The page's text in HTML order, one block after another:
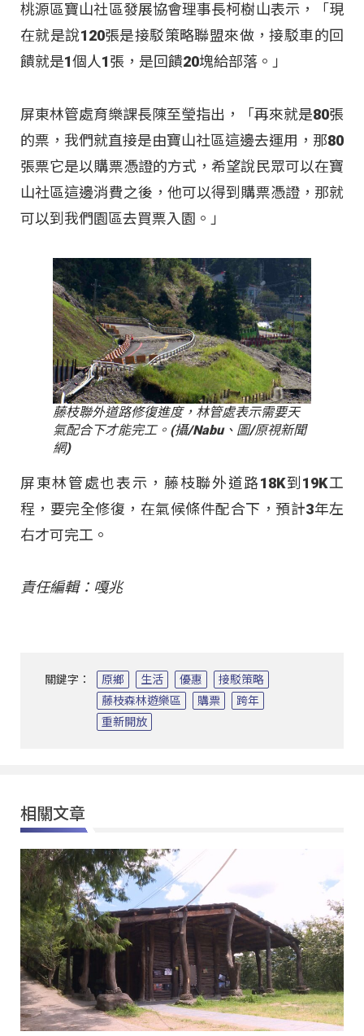
桃源區寶山社區發展協會理事長柯樹山表示，「現
在就是說120張是接駁策略聯盟來做，接駁車的回
饋就是1個人1張，是回饋20塊給部落。」
屏東林管處育樂課長陳至瑩指出，「再來就是80張
的票，我們就直接是由寶山社區這邊去運用，那80
張票它是以購票憑證的方式，希望說民眾可以在寶
山社區這邊消費之後，他可以得到購票憑證，那就
可以到我們園區去買票入園。」
藤枝聯外道路修復進度，林管處表示需要天
氣配合下才能完工。(攝/Nabu、圖/原視新聞
網)
屏東林管處也表示，藤枝聯外道路18K到19K工
程，要完全修復，在氣候條件配合下，預計3年左
右才可完工。
責任編輯：嘎兆
關鍵字： 原鄉 生活 優惠
接駁策略
藤枝森林遊樂區
購票
跨年
重新開放
相關文章